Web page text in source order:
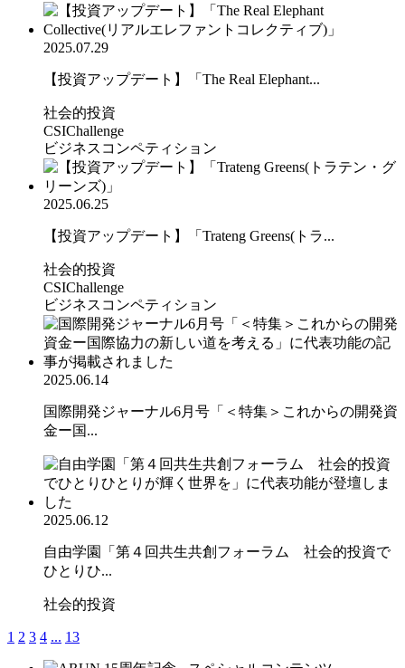
2025.07.29
【投資アップデート】「The Real Elephant...
社会的投資
CSIChallenge
ビジネスコンペティション
2025.06.25
【投資アップデート】「Trateng Greens(トラ...
社会的投資
CSIChallenge
ビジネスコンペティション
2025.06.14
国際開発ジャーナル6月号「＜特集＞これからの開発資
金ー国...
2025.06.12
自由学園「第４回共生共創フォーラム 社会的投資で
ひとりひ...
社会的投資
1 2 3 4 ... 13